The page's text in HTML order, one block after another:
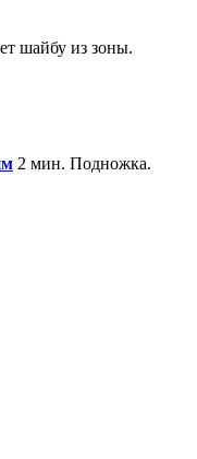
шайбу из зоны.
2 мин. Подножка.